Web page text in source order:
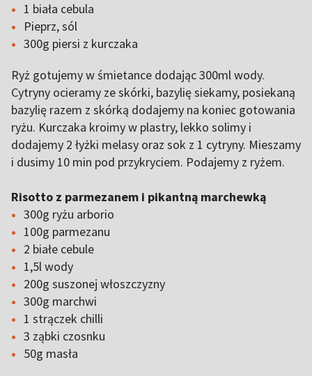
1 biała cebula
Pieprz, sól
300g piersi z kurczaka
Ryż gotujemy w śmietance dodając 300ml wody.
Cytryny ocieramy ze skórki, bazylię siekamy, posiekaną
bazylię razem z skórką dodajemy na koniec gotowania
ryżu. Kurczaka kroimy w plastry, lekko solimy i
dodajemy 2 łyżki melasy oraz sok z 1 cytryny. Mieszamy
i dusimy 10 min pod przykryciem. Podajemy z ryżem.
Risotto z parmezanem i pikantną marchewką
300g ryżu arborio
100g parmezanu
2 białe cebule
1,5l wody
200g suszonej włoszczyzny
300g marchwi
1 strączek chilli
3 ząbki czosnku
50g masła